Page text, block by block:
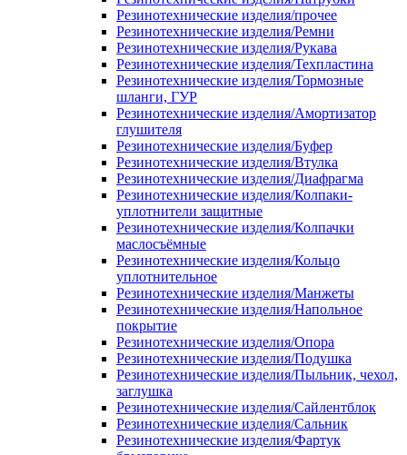
Резинотехнические изделия/прочее
Резинотехнические изделия/Ремни
Резинотехнические изделия/Рукава
Резинотехнические изделия/Техпластина
Резинотехнические изделия/Тормозные
шланги, ГУР
Резинотехнические изделия/Амортизатор
глушителя
Резинотехнические изделия/Буфер
Резинотехнические изделия/Втулка
Резинотехнические изделия/Диафрагма
Резинотехнические изделия/Колпаки-
уплотнители защитные
Резинотехнические изделия/Колпачки
маслосъёмные
Резинотехнические изделия/Кольцо
уплотнительное
Резинотехнические изделия/Манжеты
Резинотехнические изделия/Напольное
покрытие
Резинотехнические изделия/Опора
Резинотехнические изделия/Подушка
Резинотехнические изделия/Пыльник, чехол,
заглушка
Резинотехнические изделия/Сайлентблок
Резинотехнические изделия/Сальник
Резинотехнические изделия/Фартук